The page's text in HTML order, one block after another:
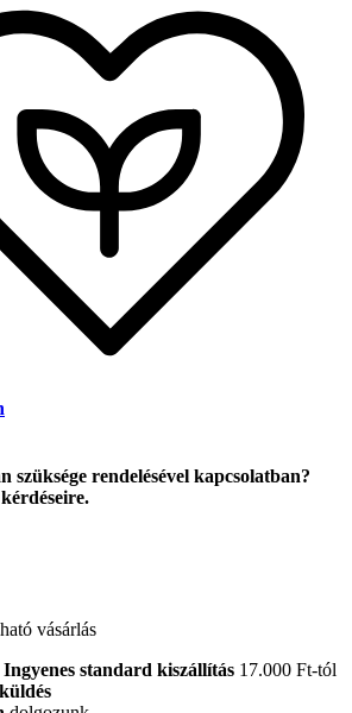
szüksége rendelésével kapcsolatban?
vásárlás
standard kiszállítás 17.000 Ft-tól